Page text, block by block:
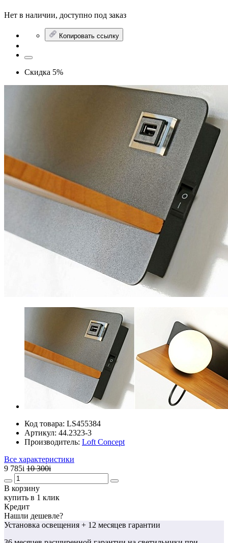
Нет в наличии, доступно под заказ
Копировать ссылку
Скидка 5%
Код товара: LS455384
Артикул: 44.2323-3
Производитель: Loft Concept
Все характеристики
9 785i 10 300i
В корзину
купить в 1 клик
Кредит
Нашли дешевле?
Установка освещения + 12 месяцев гарантии